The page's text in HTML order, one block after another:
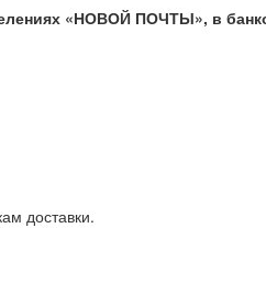
«НОВОЙ ПОЧТЫ», в
доставки.